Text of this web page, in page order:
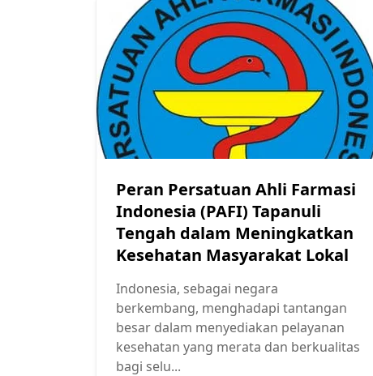
Peran Persatuan Ahli Farmasi
Indonesia (PAFI) Tapanuli
Tengah dalam Meningkatkan
Kesehatan Masyarakat Lokal
Indonesia, sebagai negara
berkembang, menghadapi tantangan
besar dalam menyediakan pelayanan
kesehatan yang merata dan berkualitas
bagi selu...